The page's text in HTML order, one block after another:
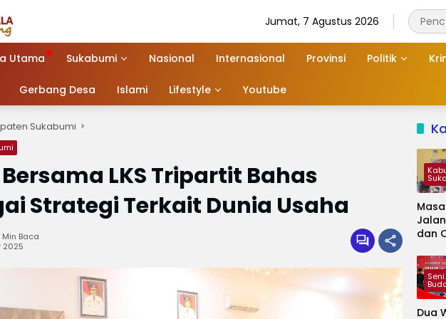
Jumat, 7 Agustus 2026
Utama Sukabumi Nasional Internasional Provinsi Politik
Gerbang Desa Islami Lifestyle Youtube
Sukabumi
LKS Tripartit Bahas
Strategi Terkait Dunia Usaha
Min Baca
2025
dan
Jadi
Dua